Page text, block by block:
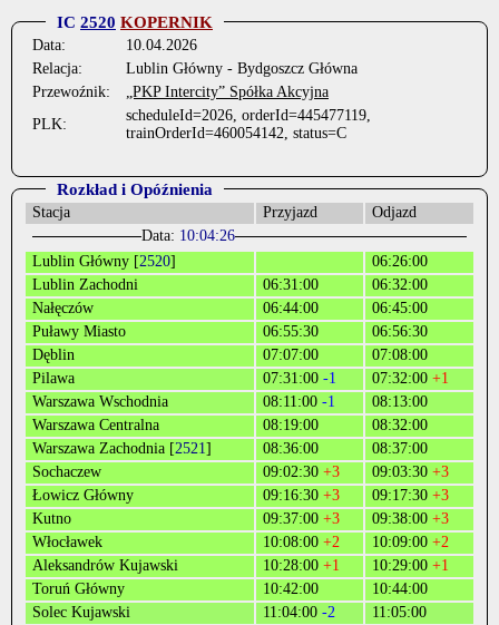
IC 2520 KOPERNIK
Data:
10.04.2026
Relacja:
Lublin Główny - Bydgoszcz Główna
Przewoźnik:
„PKP Intercity” Spółka Akcyjna
PLK:
scheduleId=2026, orderId=445477119,
trainOrderId=460054142, status=C
Rozkład i Opóźnienia
Stacja Przyjazd
Odjazd
Data: 10:04:26
Lublin Główny [2520]
06:26:00
Lublin Zachodni
06:31:00
06:32:00
Nałęczów
06:44:00
06:45:00
Puławy Miasto
06:55:30
06:56:30
Dęblin
07:07:00
07:08:00
Pilawa
07:31:00 -1 07:32:00 +1
Warszawa Wschodnia
08:11:00 -1
08:13:00
Warszawa Centralna
08:19:00
08:32:00
Warszawa Zachodnia [2521] 08:36:00
08:37:00
Sochaczew
09:02:30 +3 09:03:30 +3
Łowicz Główny
09:16:30 +3 09:17:30 +3
Kutno
09:37:00 +3 09:38:00 +3
Włocławek
10:08:00 +2 10:09:00 +2
Aleksandrów Kujawski
10:28:00 +1 10:29:00 +1
Toruń Główny
10:42:00
10:44:00
Solec Kujawski
11:04:00 -2
11:05:00